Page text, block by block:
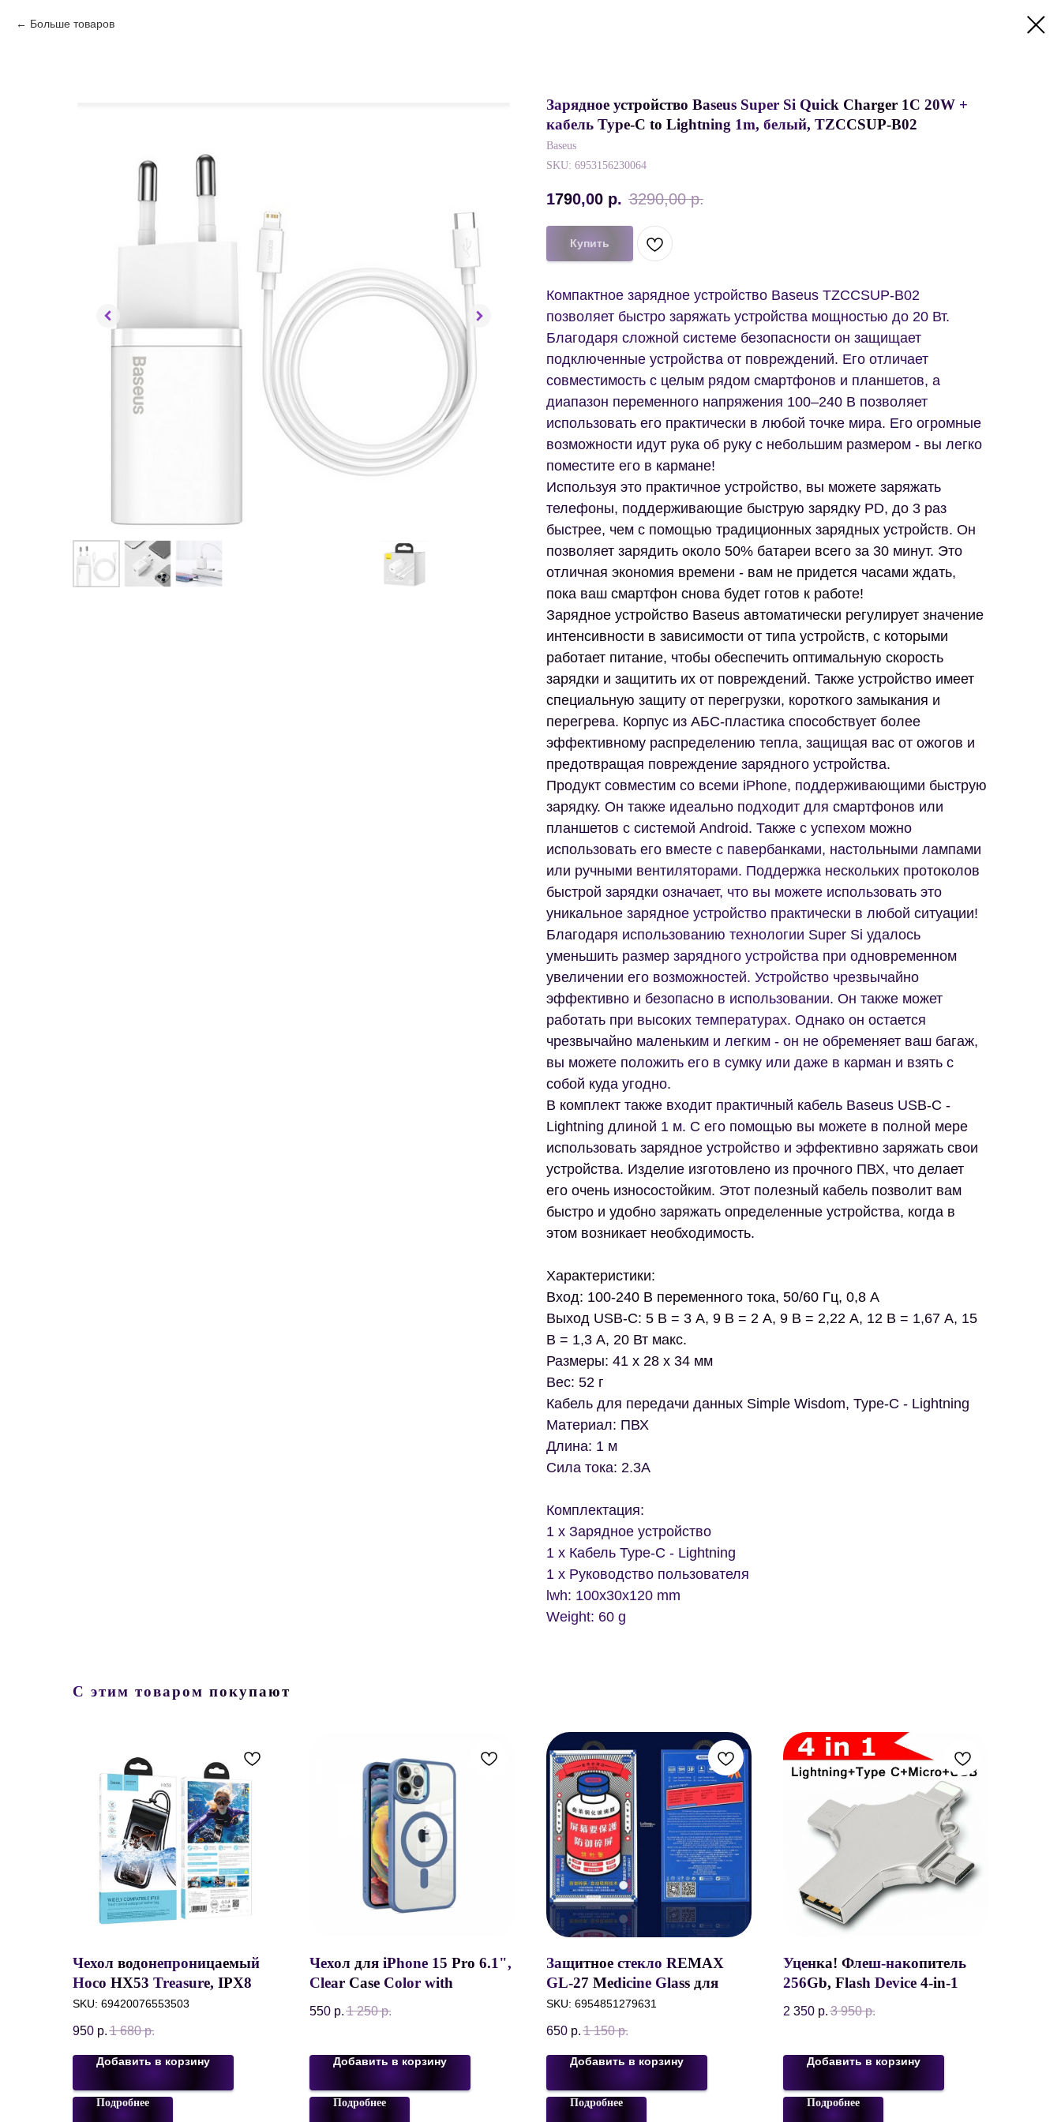
Больше товаров
Зарядное устройство Baseus Super Si Quick Charger 1C 20W +
кабель Type-C to Lightning 1m, белый, TZCCSUP-B02
Baseus
SKU: 6953156230064
1790,00 р. 3290,00 р.
Купить
Компактное зарядное устройство Baseus TZCCSUP-B02
позволяет быстро заряжать устройства мощностью до 20 Вт.
Благодаря сложной системе безопасности он защищает
подключенные устройства от повреждений. Его отличает
совместимость с целым рядом смартфонов и планшетов, а
диапазон переменного напряжения 100–240 В позволяет
использовать его практически в любой точке мира. Его огромные
возможности идут рука об руку с небольшим размером - вы легко
поместите его в кармане!
Используя это практичное устройство, вы можете заряжать
телефоны, поддерживающие быструю зарядку PD, до 3 раз
быстрее, чем с помощью традиционных зарядных устройств. Он
позволяет зарядить около 50% батареи всего за 30 минут. Это
отличная экономия времени - вам не придется часами ждать,
пока ваш смартфон снова будет готов к работе!
Зарядное устройство Baseus автоматически регулирует значение
интенсивности в зависимости от типа устройств, с которыми
работает питание, чтобы обеспечить оптимальную скорость
зарядки и защитить их от повреждений. Также устройство имеет
специальную защиту от перегрузки, короткого замыкания и
перегрева. Корпус из АБС-пластика способствует более
эффективному распределению тепла, защищая вас от ожогов и
предотвращая повреждение зарядного устройства.
Продукт совместим со всеми iPhone, поддерживающими быструю
зарядку. Он также идеально подходит для смартфонов или
планшетов с системой Android. Также с успехом можно
использовать его вместе с павербанками, настольными лампами
или ручными вентиляторами. Поддержка нескольких протоколов
быстрой зарядки означает, что вы можете использовать это
уникальное зарядное устройство практически в любой ситуации!
Благодаря использованию технологии Super Si удалось
уменьшить размер зарядного устройства при одновременном
увеличении его возможностей. Устройство чрезвычайно
эффективно и безопасно в использовании. Он также может
работать при высоких температурах. Однако он остается
чрезвычайно маленьким и легким - он не обременяет ваш багаж,
вы можете положить его в сумку или даже в карман и взять с
собой куда угодно.
В комплект также входит практичный кабель Baseus USB-C -
Lightning длиной 1 м. С его помощью вы можете в полной мере
использовать зарядное устройство и эффективно заряжать свои
устройства. Изделие изготовлено из прочного ПВХ, что делает
его очень износостойким. Этот полезный кабель позволит вам
быстро и удобно заряжать определенные устройства, когда в
этом возникает необходимость.
Характеристики:
Вход: 100-240 В переменного тока, 50/60 Гц, 0,8 А
Выход USB-C: 5 В = 3 А, 9 В = 2 А, 9 В = 2,22 А, 12 В = 1,67 А, 15
В = 1,3 А, 20 Вт макс.
Размеры: 41 x 28 x 34 мм
Вес: 52 г
Кабель для передачи данных Simple Wisdom, Type-C - Lightning
Материал: ПВХ
Длина: 1 м
Сила тока: 2.3A
Комплектация:
1 x Зарядное устройство
1 x Кабель Type-C - Lightning
1 x Руководство пользователя
lwh: 100x30x120 mm
Weight: 60 g
С этим товаром покупают
Чехол водонепроницаемый
Hoco HX53 Treasure, IPX8 до
30 метров, Черный
SKU: 69420076553503
950 р. 1 680 р.
Добавить в корзину
Подробнее
Чехол для iPhone 15 Pro 6.1",
Clear Case Color with
Magsafe, С защитой камер,
Sierra Blue
550 р. 1 250 р.
Добавить в корзину
Подробнее
Защитное стекло REMAX
GL-27 Medicine Glass для
iPhone X/XS/11 Pro, черный,
Asahi glass
SKU: 6954851279631
650 р. 1 150 р.
Добавить в корзину
Подробнее
Уценка! Флеш-накопитель
256Gb, Flash Device 4-in-1
OTG 3.0, для iPhone,
Android, Windows, Mac,
2 350 р. 3 950 р.
Добавить в корзину
Подробнее